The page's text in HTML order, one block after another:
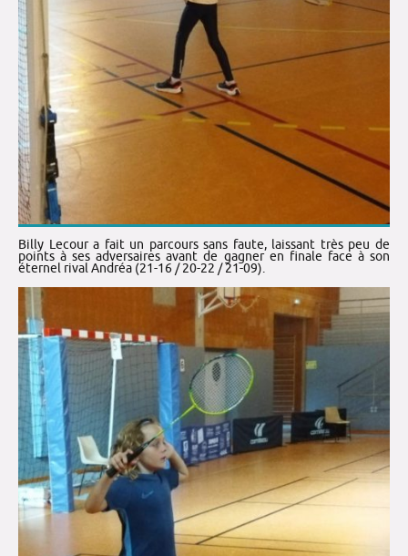
Billy Lecour a fait un parcours sans faute, laissant très peu de
points à ses adversaires avant de gagner en finale face à son
éternel rival Andréa (21-16 / 20-22 / 21-09).